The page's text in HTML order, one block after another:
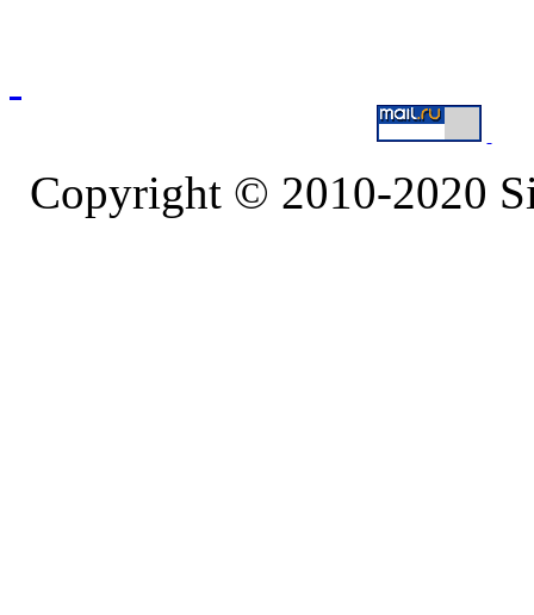
Copyright © 2010-2020